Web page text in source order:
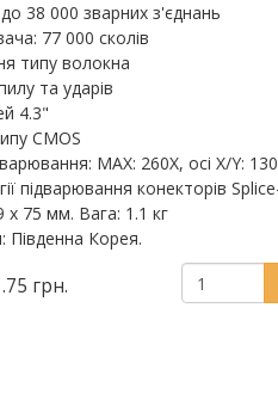
38 000 зварних з'єднань
77 000 сколів
типу волокна
та ударів
4.3"
CMOS
MAX: 260X, осі X/Y:
підварювання конекторів
х 75 мм. Вага: 1.1 кг
Південна Корея.
грн.